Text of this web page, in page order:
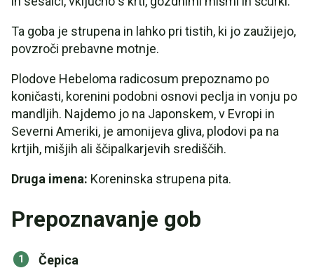
Ta goba je strupena in lahko pri tistih, ki jo zaužijejo,
povzroči prebavne motnje.
Plodove Hebeloma radicosum prepoznamo po
koničasti, korenini podobni osnovi peclja in vonju po
mandljih. Najdemo jo na Japonskem, v Evropi in
Severni Ameriki, je amonijeva gliva, plodovi pa na
krtjih, mišjih ali ščipalkarjevih središčih.
Druga imena: Koreninska strupena pita.
Prepoznavanje gob
Čepica